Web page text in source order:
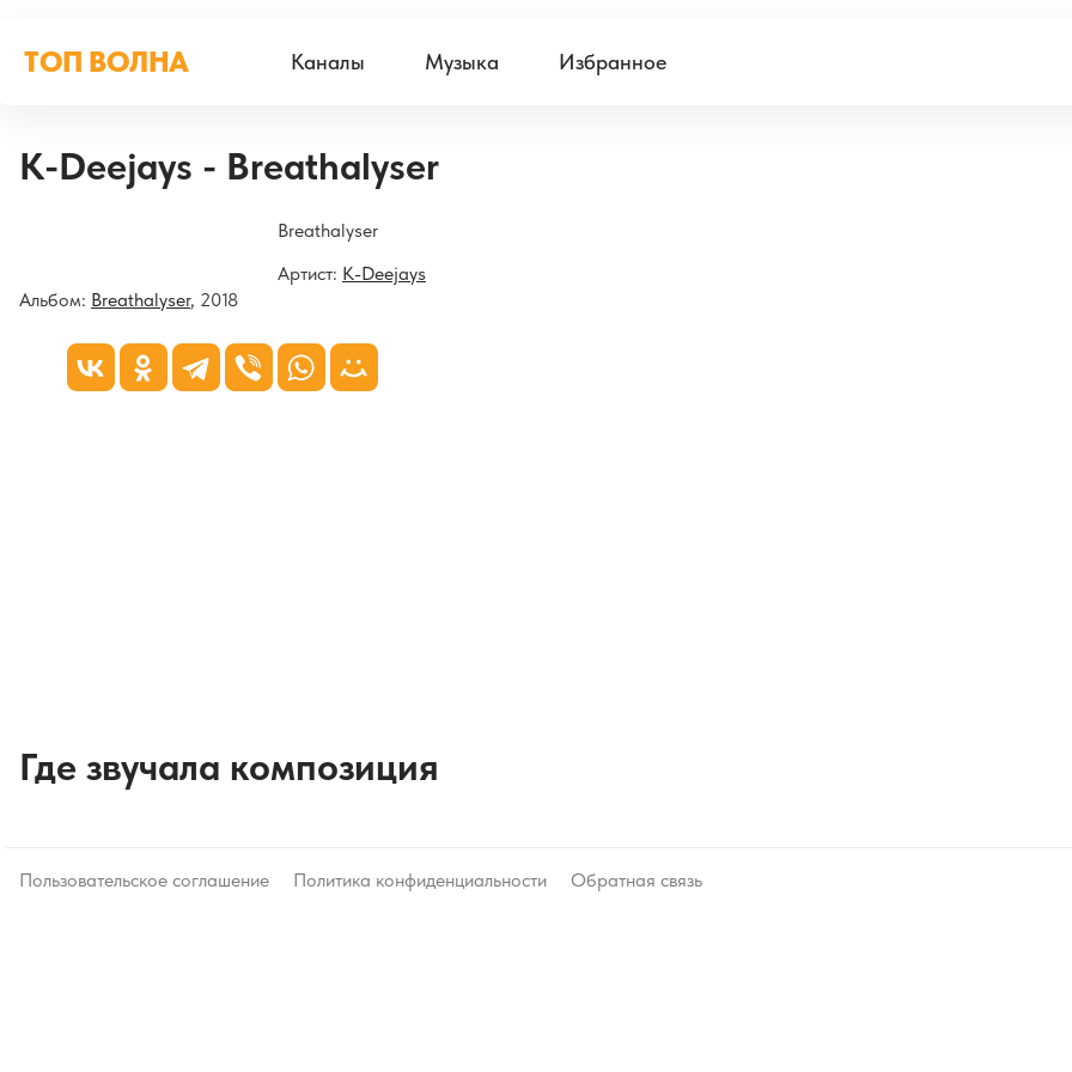
ТОП ВОЛНА Каналы Музыка Избранное
K-Deejays - Breathalyser
Breathalyser
Артист: K-Deejays
Альбом: Breathalyser, 2018
Где звучала композиция
Пользовательское соглашение Политика конфиденциальности Обратная связь